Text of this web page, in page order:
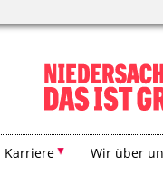
Karriere Wir über